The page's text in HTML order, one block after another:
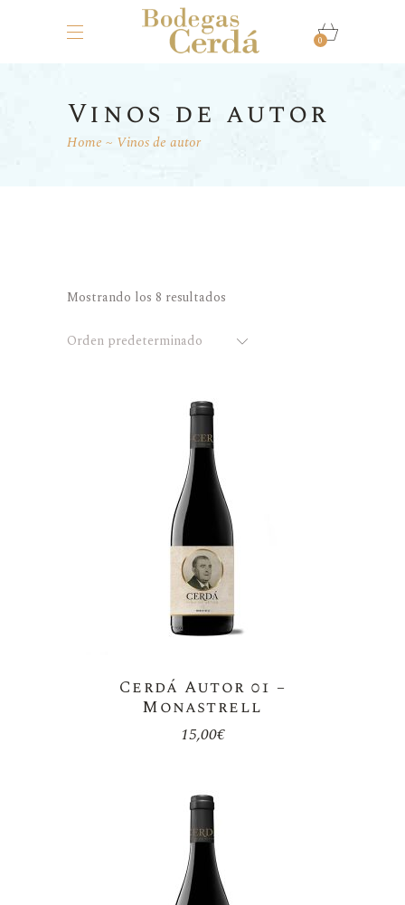
0
Vinos de autor
Home Vinos de autor
Mostrando los 8 resultados
Orden predeterminado
Cerdá Autor 01 –
Monastrell
15,00€